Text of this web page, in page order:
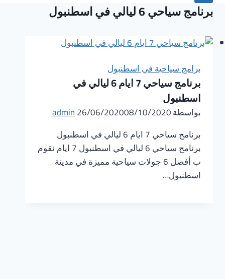
برنامج سياحي 6 ليالي في اسطنبول
برامج سياحية في اسطنبول
برنامج سياحي 7 ايام 6 ليالي في
اسطنبول
بواسطة admin26/06/202008/10/2020
برنامج سياحي 7 ايام 6 ليالي في اسطنبول
برنامج سياحي 6 ليالي في اسطنبول 7 ايام نقوم
ب أفضل 6 جولات سياحية مميزة في مدينة
اسطنبول…